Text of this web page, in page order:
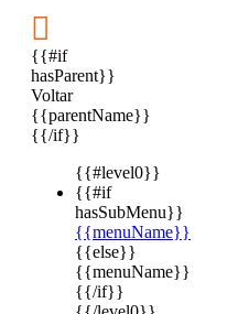

{{#if
hasParent}}
Voltar
{{parentName}}
{{/if}}
{{#level0}}
{{#if
hasSubMenu}}
{{menuName}}
{{else}}
{{menuName}}
{{/if}}